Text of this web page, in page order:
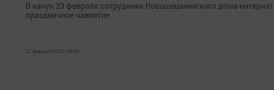
В канун 23 февраля сотрудники Новошешминского дома-
праздничное чаепитие.
27 февраля 2020, 08:35